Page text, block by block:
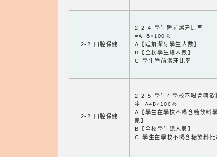
2-2 口腔保健
2-2-4 學生睡前潔牙比率
=A÷B×100％
A【睡前潔牙學生人數】
B【全校學生總人數】
C 學生睡前潔牙比率
2-2 口腔保健
2-2-5 學生在學校不喝含糖飲
率=A÷B×100％
A【學生在學校不喝含糖飲料
數】
B【全校學生總人數】
C 學生在學校不喝含糖飲料比